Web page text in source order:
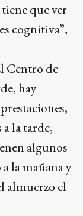
que ver
cognitiva”,
Centro de
hay
la tarde,
algunos
la mañana y
almuerzo el